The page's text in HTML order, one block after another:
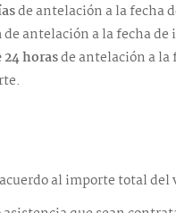
de antelación a la fecha
de antelación a la fecha
24 horasde antelación a
al importe total del